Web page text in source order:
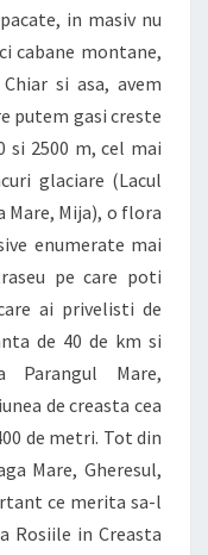
in masiv nu
cabane montane,
si asa, avem
putem gasi creste
si 2500 m, cel mai
glaciare (Lacul
Mare, Mija), o flora
enumerate mai
pe care poti
ai privelisti de
de 40 de km si
Mare,
de creasta cea
de metri. Tot din
Mare, Gheresul,
ce merita sa-l
Rosiile in Creasta